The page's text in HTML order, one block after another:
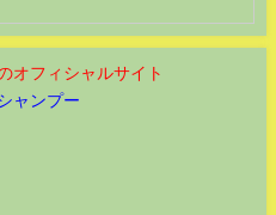
オフィシャルサイト
ャンプー